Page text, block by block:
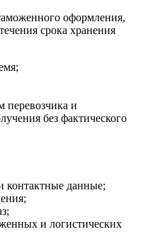
оформления,
срока хранения
перевозчика и
без фактического
контактные данные;
и логистических